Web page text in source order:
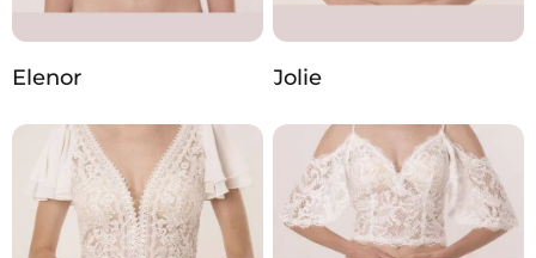
Elenor Jolie